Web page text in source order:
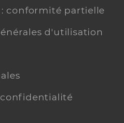
conformité partielle
d'utilisation